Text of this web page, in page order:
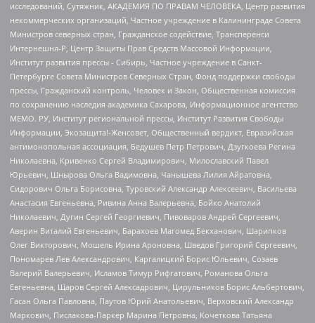
исследований, Сутяжник, АКАДЕМИЯ ПО ПРАВАМ ЧЕЛОВЕКА, Центр развития
некоммерческих организаций, Частное учреждение в Калининграде Совета
Министров северных стран, Гражданское содействие, Трансперенси
Интернешнл-Р, Центр Защиты Прав Средств Массовой Информации,
Институт развития прессы - Сибирь, Частное учреждение в Санкт-
Петербурге Совета Министров Северных Стран, Фонд поддержки свободы
прессы, Гражданский контроль, Человек и Закон, Общественная комиссия
по сохранению наследия академика Сахарова, Информационное агентство
МЕМО. РУ, Институт региональной прессы, Институт Развития Свободы
Информации, Экозащита!-Женсовет, Общественный вердикт, Евразийская
антимонопольная ассоциация, Бедушев Петр Петрович, Дзугкоева Регина
Николаевна, Кривенко Сергей Владимирович, Милославский Павел
Юрьевич, Шнырова Ольга Вадимовна, Чанышева Лилия Айратовна,
Сидорович Ольга Борисовна, Туровский Александр Алексеевич, Васильева
Анастасия Евгеньевна, Ривина Анна Валерьевна, Бойко Анатолий
Николаевич, Дугин Сергей Георгиевич, Пивоваров Андрей Сергеевич,
Аверин Виталий Евгеньевич, Барахоев Магомед Бекханович, Шарипков
Олег Викторович, Мошель Ирина Ароновна, Шведов Григорий Сергеевич,
Пономарев Лев Александрович, Каргалицкий Борис Юльевич, Созаев
Валерий Валерьевич, Исламов Тимур Рифгатович, Романова Ольга
Евгеньевна, Щаров Сергей Алексадрович, Цирульников Борис Альбертович,
Гасан Ольга Павловна, Паутов Юрий Анатольевич, Верховский Александр
Маркович, Пислакова-Паркер Марина Петровна, Кочеткова Татьяна